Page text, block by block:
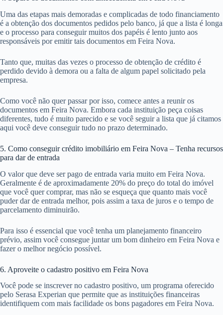
Uma das etapas mais demoradas e complicadas de todo financiamento
é a obtenção dos documentos pedidos pelo banco, já que a lista é longa
e o processo para conseguir muitos dos papéis é lento junto aos
responsáveis por emitir tais documentos em Feira Nova.
Tanto que, muitas das vezes o processo de obtenção de crédito é
perdido devido à demora ou a falta de algum papel solicitado pela
empresa.
Como você não quer passar por isso, comece antes a reunir os
documentos em Feira Nova. Embora cada instituição peça coisas
diferentes, tudo é muito parecido e se você seguir a lista que já citamos
aqui você deve conseguir tudo no prazo determinado.
5. Como conseguir crédito imobiliário em Feira Nova – Tenha recursos
para dar de entrada
O valor que deve ser pago de entrada varia muito em Feira Nova.
Geralmente é de aproximadamente 20% do preço do total do imóvel
que você quer comprar, mas não se esqueça que quanto mais você
puder dar de entrada melhor, pois assim a taxa de juros e o tempo de
parcelamento diminuirão.
Para isso é essencial que você tenha um planejamento financeiro
prévio, assim você consegue juntar um bom dinheiro em Feira Nova e
fazer o melhor negócio possível.
6. Aproveite o cadastro positivo em Feira Nova
Você pode se inscrever no cadastro positivo, um programa oferecido
pelo Serasa Experian que permite que as instituições financeiras
identifiquem com mais facilidade os bons pagadores em Feira Nova.